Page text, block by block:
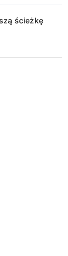
ścieżkę